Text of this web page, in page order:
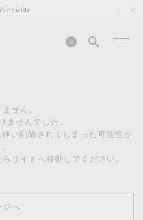
0
せん。
ませんでした。
い削除されてしまった可能性が
サイトへ移動してください。
ジへ